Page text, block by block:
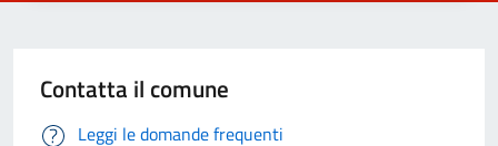
Contatta il comune
Leggi le domande frequenti